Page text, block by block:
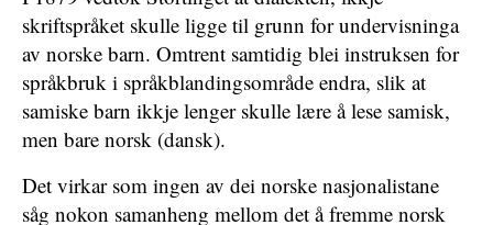
skriftspråket skulle ligge til grunn for undervisninga
av norske barn. Omtrent samtidig blei instruksen for
språkbruk i språkblandingsområde endra, slik at
samiske barn ikkje lenger skulle lære å lese samisk,
men bare norsk (dansk).
Det virkar som ingen av dei norske nasjonalistane
såg nokon samanheng mellom det å fremme norsk